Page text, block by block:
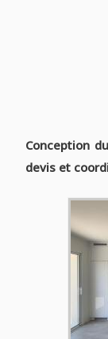
Conception
devis et